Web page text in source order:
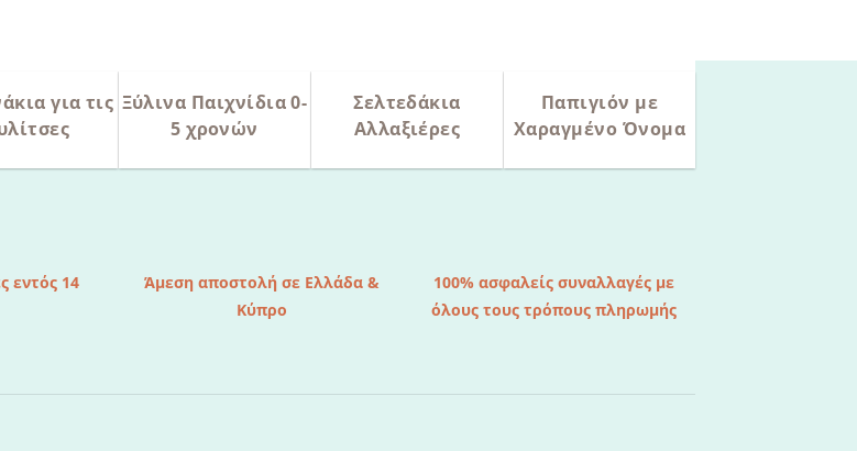
για τις Ξύλινα Παιχνίδια 0-
5 χρονών
Σελτεδάκια
Αλλαξιέρες
Παπιγιόν με
Χαραγμένο Όνομα
εντός 14
Άμεση αποστολή σε Ελλάδα &
Κύπρο
100% ασφαλείς συναλλαγές με
όλους τους τρόπους πληρωμής